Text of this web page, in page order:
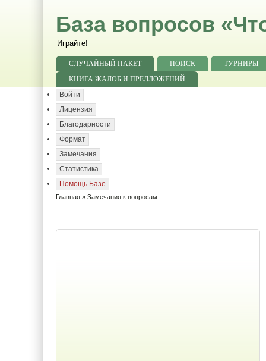
База вопросов
Играйте!
СЛУЧАЙНЫЙ ПАКЕТ ПОИСК
ТУРНИРЫ
КНИГА ЖАЛОБ И ПРЕДЛОЖЕНИЙ
Войти
Лицензия
Благодарности
Формат
Замечания
Статистика
Помощь Базе
Главная » Замечания к вопросам